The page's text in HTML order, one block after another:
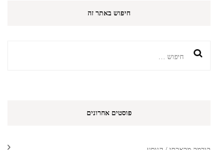
חיפוש באתר זה
חיפוש:
פוסטים אחרונים